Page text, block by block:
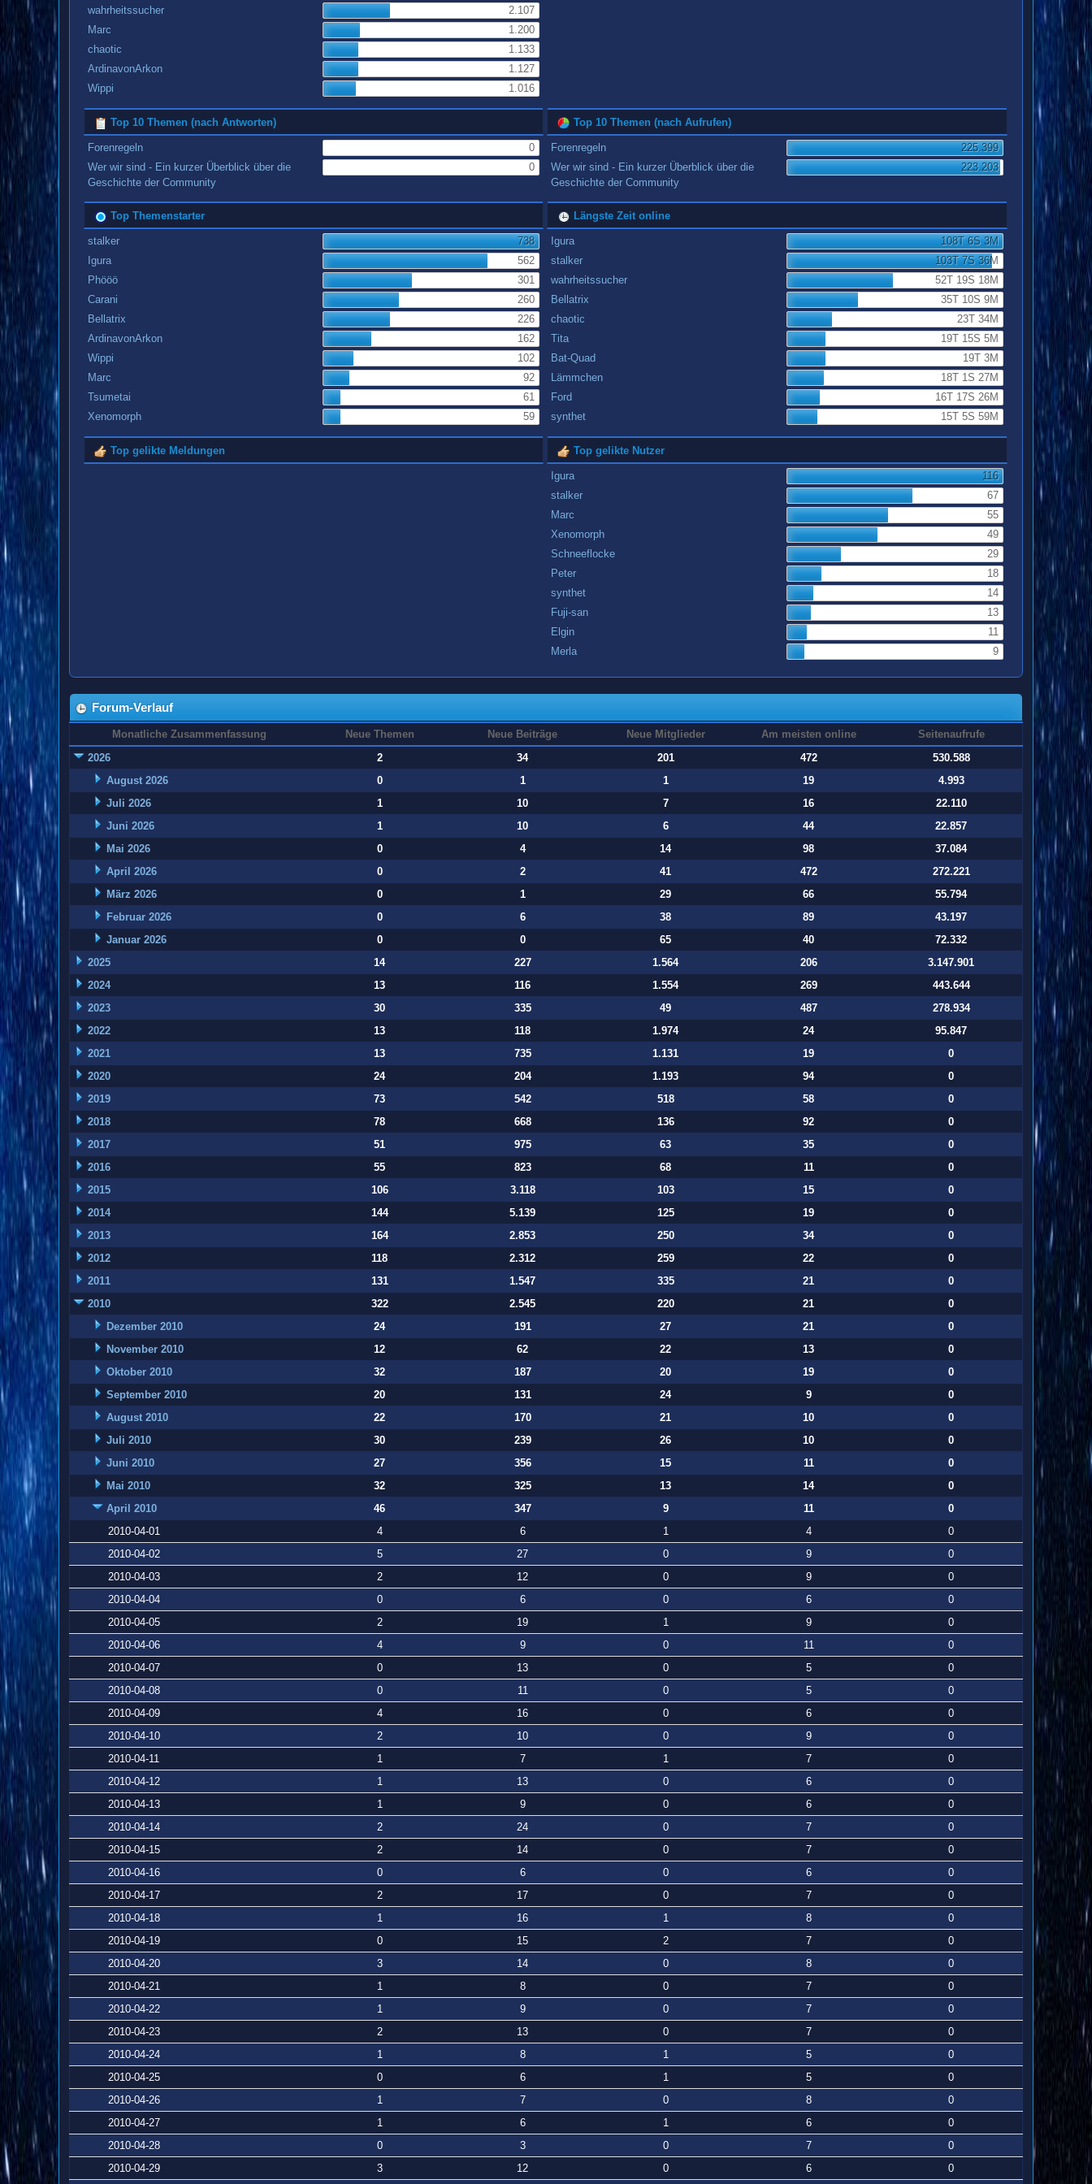
wahrheitssucher
2.107
Marc
1.200
chaotic
1.133
ArdinavonArkon
1.127
Wippi
1.016
Top 10 Themen (nach Antworten)
Forenregeln
0
Wer wir sind - Ein kurzer Überblick über die
Geschichte der Community
0
Top 10 Themen (nach Aufrufen)
Forenregeln
225.399
Wer wir sind - Ein kurzer Überblick über die
Geschichte der Community
223.203
Top Themenstarter
stalker
738
Igura
562
Phööö
301
Carani
260
Bellatrix
226
ArdinavonArkon
162
Wippi
102
Marc
92
Tsumetai
61
Xenomorph
59
Längste Zeit online
Igura
108T 6S 3M
stalker
103T 7S 36M
wahrheitssucher
52T 19S 18M
Bellatrix
35T 10S 9M
chaotic
23T 34M
Tita
19T 15S 5M
Bat-Quad
19T 3M
Lämmchen
18T 1S 27M
Ford
16T 17S 26M
synthet
15T 5S 59M
Top gelikte Meldungen Top gelikte Nutzer
Igura
116
stalker
67
Marc
55
Xenomorph
49
Schneeflocke
29
Peter
18
synthet
14
Fuji-san
13
Elgin
11
Merla
9
Forum-Verlauf
Monatliche Zusammenfassung Neue Themen Neue Beiträge Neue Mitglieder Am meisten online
Seitenaufrufe
2026
2 34 201 472
530.588
August 2026
0 1 1 19
4.993
Juli 2026
1 10 7 16
22.110
Juni 2026
1 10 6 44
22.857
Mai 2026
0 4 14 98
37.084
April 2026
0 2 41 472
272.221
März 2026
0 1 29 66
55.794
Februar 2026
0 6 38 89
43.197
Januar 2026
0 0 65 40
72.332
2025
14 227 1.564 206
3.147.901
2024
13 116 1.554 269
443.644
2023
30 335 49 487
278.934
2022
13 118 1.974 24
95.847
2021
13 735 1.131 19
0
2020
24 204 1.193 94
0
2019
73 542 518 58
0
2018
78 668 136 92
0
2017
51 975 63 35
0
2016
55 823 68 11
0
2015
106 3.118 103 15
0
2014
144 5.139 125 19
0
2013
164 2.853 250 34
0
2012
118 2.312 259 22
0
2011
131 1.547 335 21
0
2010
322 2.545 220 21
0
Dezember 2010
24 191 27 21
0
November 2010
12 62 22 13
0
Oktober 2010
32 187 20 19
0
September 2010
20 131 24 9
0
August 2010
22 170 21 10
0
Juli 2010
30 239 26 10
0
Juni 2010
27 356 15 11
0
Mai 2010
32 325 13 14
0
April 2010
46 347 9 11
0
2010-04-01
4 6 1 4
0
2010-04-02
5 27 0 9
0
2010-04-03
2 12 0 9
0
2010-04-04
0 6 0 6
0
2010-04-05
2 19 1 9
0
2010-04-06
4 9 0 11
0
2010-04-07
0 13 0 5
0
2010-04-08
0 11 0 5
0
2010-04-09
4 16 0 6
0
2010-04-10
2 10 0 9
0
2010-04-11
1 7 1 7
0
2010-04-12
1 13 0 6
0
2010-04-13
1 9 0 6
0
2010-04-14
2 24 0 7
0
2010-04-15
2 14 0 7
0
2010-04-16
0 6 0 6
0
2010-04-17
2 17 0 7
0
2010-04-18
1 16 1 8
0
2010-04-19
0 15 2 7
0
2010-04-20
3 14 0 8
0
2010-04-21
1 8 0 7
0
2010-04-22
1 9 0 7
0
2010-04-23
2 13 0 7
0
2010-04-24
1 8 1 5
0
2010-04-25
0 6 1 5
0
2010-04-26
1 7 0 8
0
2010-04-27
1 6 1 6
0
2010-04-28
0 3 0 7
0
2010-04-29
3 12 0 6 0